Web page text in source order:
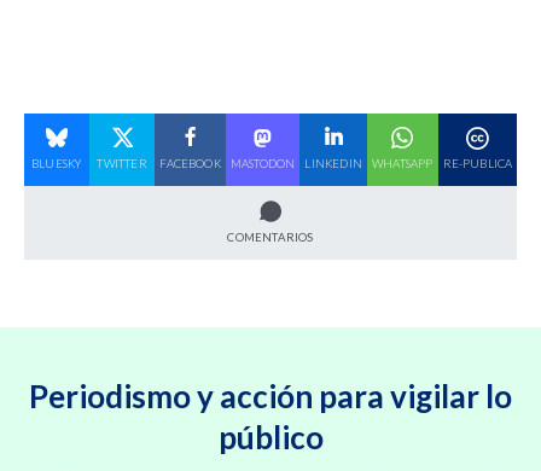
BLUESKY TWITTER FACEBOOK MASTODON LINKEDIN WHATSAPP RE-PUBLICA
COMENTARIOS
Periodismo y acción para vigilar lo
público